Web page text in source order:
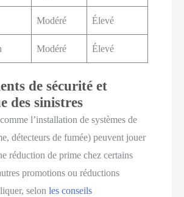
Modéré Élevé
Modéré Élevé
de sécurité et
des sinistres
l’installation de systèmes de
détecteurs de fumée) peuvent jouer
réduction de prime chez certains
promotions ou réductions
selonles conseils